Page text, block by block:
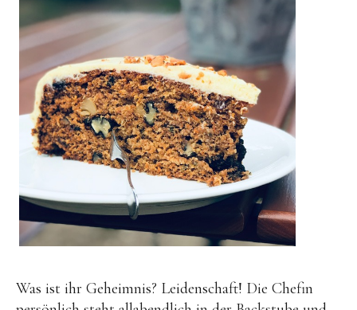
Was ist ihr Geheimnis? Leidenschaft! Die Chefin